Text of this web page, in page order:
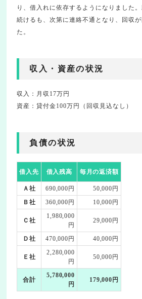
り、借入れに依存するようになりました
続けるも、次第に連絡不通となり、回収
た。
収入・資産の状況
収入：月収17万円
資産：貸付金100万円（回収見込なし）
負債の状況
借入先 借入残高 毎月の返済額
Ａ社 690,000円
50,000円
Ｂ社
360,000円 10,000円
Ｃ社
1,980,000
円
29,000円
Ｄ社 470,000円 40,000円
Ｅ社
2,280,000
円
50,000円
合計
5,780,000
円
179,000円